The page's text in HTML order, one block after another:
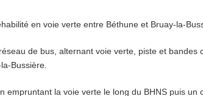
en voie verte entre Béthune et Bruay-la-
de bus, alternant voie verte, piste et
Bussière.
empruntant la voie verte le long du BHNS puis